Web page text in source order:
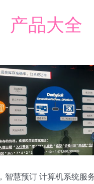
产品大全
智慧预订 计算机系统服